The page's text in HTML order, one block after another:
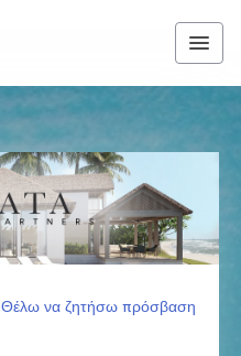
Θέλω να ζητήσω πρόσβαση